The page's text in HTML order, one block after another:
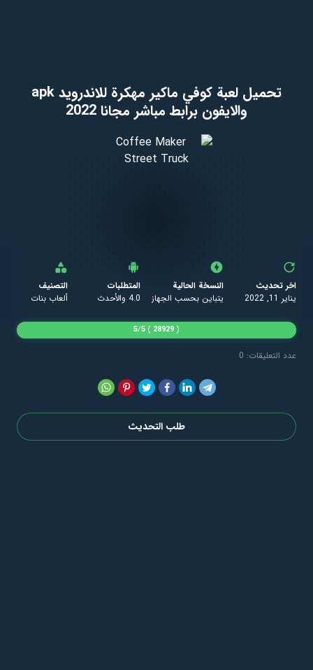
تحميل لعبة كوفي ماكير مهكرة للاندرويد apk
والايفون برابط مباشر مجانا 2022
اخر تحديث
يناير 11, 2022
النسخة الحالية
يتباين بحسب الجهاز
المتطلبات
4.0 والأحدث
التصنيف
ألعاب بنات
عدد التعليقات: 0
(
28929
)
5/5
طلب التحديث